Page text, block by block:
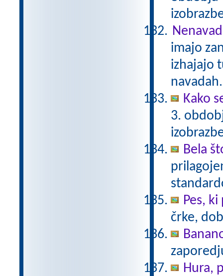
imajo
izhajajo
Kako
3.
Bela
Pes,
črke,
Hura,